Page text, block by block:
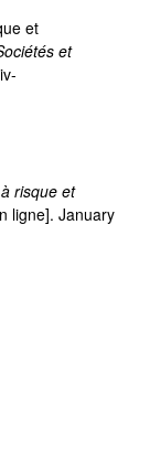
et
et
risque et
ligne]. January